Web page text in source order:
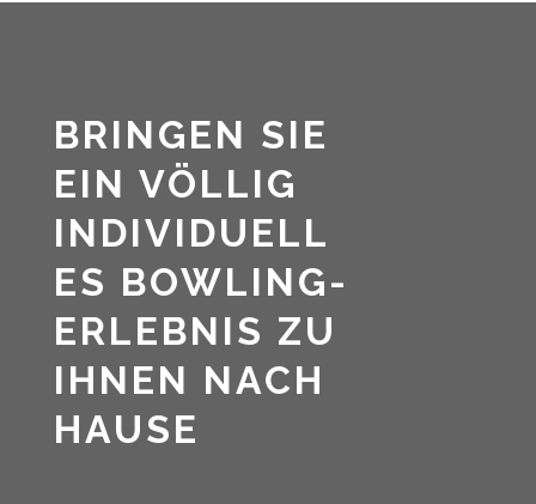
BRINGEN SIE
EIN VÖLLIG
INDIVIDUELL
ES BOWLING-
ERLEBNIS ZU
IHNEN NACH
HAUSE